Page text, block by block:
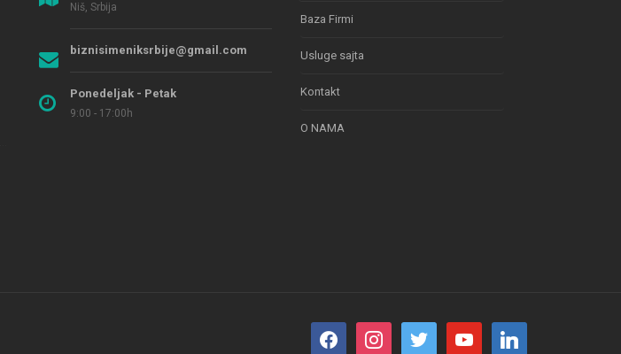
Niš, Srbija
biznisimeniksrbije@gmail.com
Ponedeljak - Petak
9:00 - 17:00h
Baza Firmi
Usluge sajta
Kontakt
O NAMA